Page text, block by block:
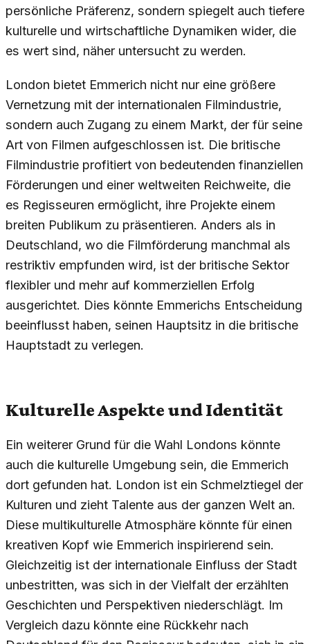
persönliche Präferenz, sondern spiegelt auch tiefere
kulturelle und wirtschaftliche Dynamiken wider, die
es wert sind, näher untersucht zu werden.
London bietet Emmerich nicht nur eine größere
Vernetzung mit der internationalen Filmindustrie,
sondern auch Zugang zu einem Markt, der für seine
Art von Filmen aufgeschlossen ist. Die britische
Filmindustrie profitiert von bedeutenden finanziellen
Förderungen und einer weltweiten Reichweite, die
es Regisseuren ermöglicht, ihre Projekte einem
breiten Publikum zu präsentieren. Anders als in
Deutschland, wo die Filmförderung manchmal als
restriktiv empfunden wird, ist der britische Sektor
flexibler und mehr auf kommerziellen Erfolg
ausgerichtet. Dies könnte Emmerichs Entscheidung
beeinflusst haben, seinen Hauptsitz in die britische
Hauptstadt zu verlegen.
Kulturelle Aspekte und Identität
Ein weiterer Grund für die Wahl Londons könnte
auch die kulturelle Umgebung sein, die Emmerich
dort gefunden hat. London ist ein Schmelztiegel der
Kulturen und zieht Talente aus der ganzen Welt an.
Diese multikulturelle Atmosphäre könnte für einen
kreativen Kopf wie Emmerich inspirierend sein.
Gleichzeitig ist der internationale Einfluss der Stadt
unbestritten, was sich in der Vielfalt der erzählten
Geschichten und Perspektiven niederschlägt. Im
Vergleich dazu könnte eine Rückkehr nach